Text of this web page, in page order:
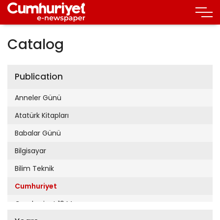
Catalog
Publication
Anneler Günü
Atatürk Kitapları
Babalar Günü
Bilgisayar
Bilim Teknik
Cumhuriyet
Cumhuriyet 19 Mayıs